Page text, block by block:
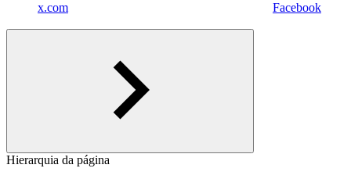
x.com Facebook
Hierarquia da página